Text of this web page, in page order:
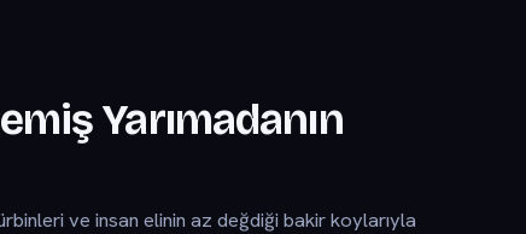
Yarımadanın
ve insan elinin az değdiği bakir koylarıyla